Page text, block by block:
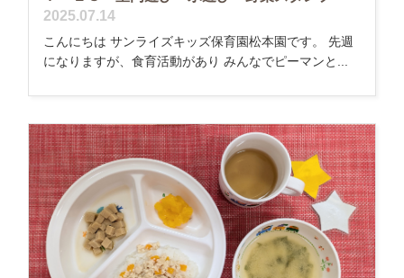
2025.07.14
こんにちは サンライズキッズ保育園松本園です。 先週
になりますが、食育活動があり みんなでピーマンと...